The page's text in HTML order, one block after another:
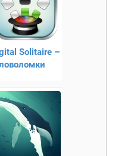
Solitaire –